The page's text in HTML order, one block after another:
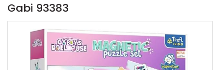
Gabi 93383